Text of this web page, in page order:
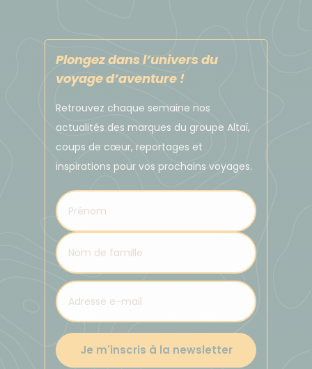
Vous devez également rendre le véhicule avec le
plein de carburant
Budget & change
L'unité monétaire est L'Euro. Pensez au petit budget
dont vous aurez besoin pour les boissons et
quelques repas libres.
Plongez dans l’univers du
voyage d’aventure !
Retrouvez chaque semaine nos
actualités des marques du groupe Altaï,
coups de cœur, reportages et
inspirations pour vos prochains voyages.
Je m'inscris à la newsletter